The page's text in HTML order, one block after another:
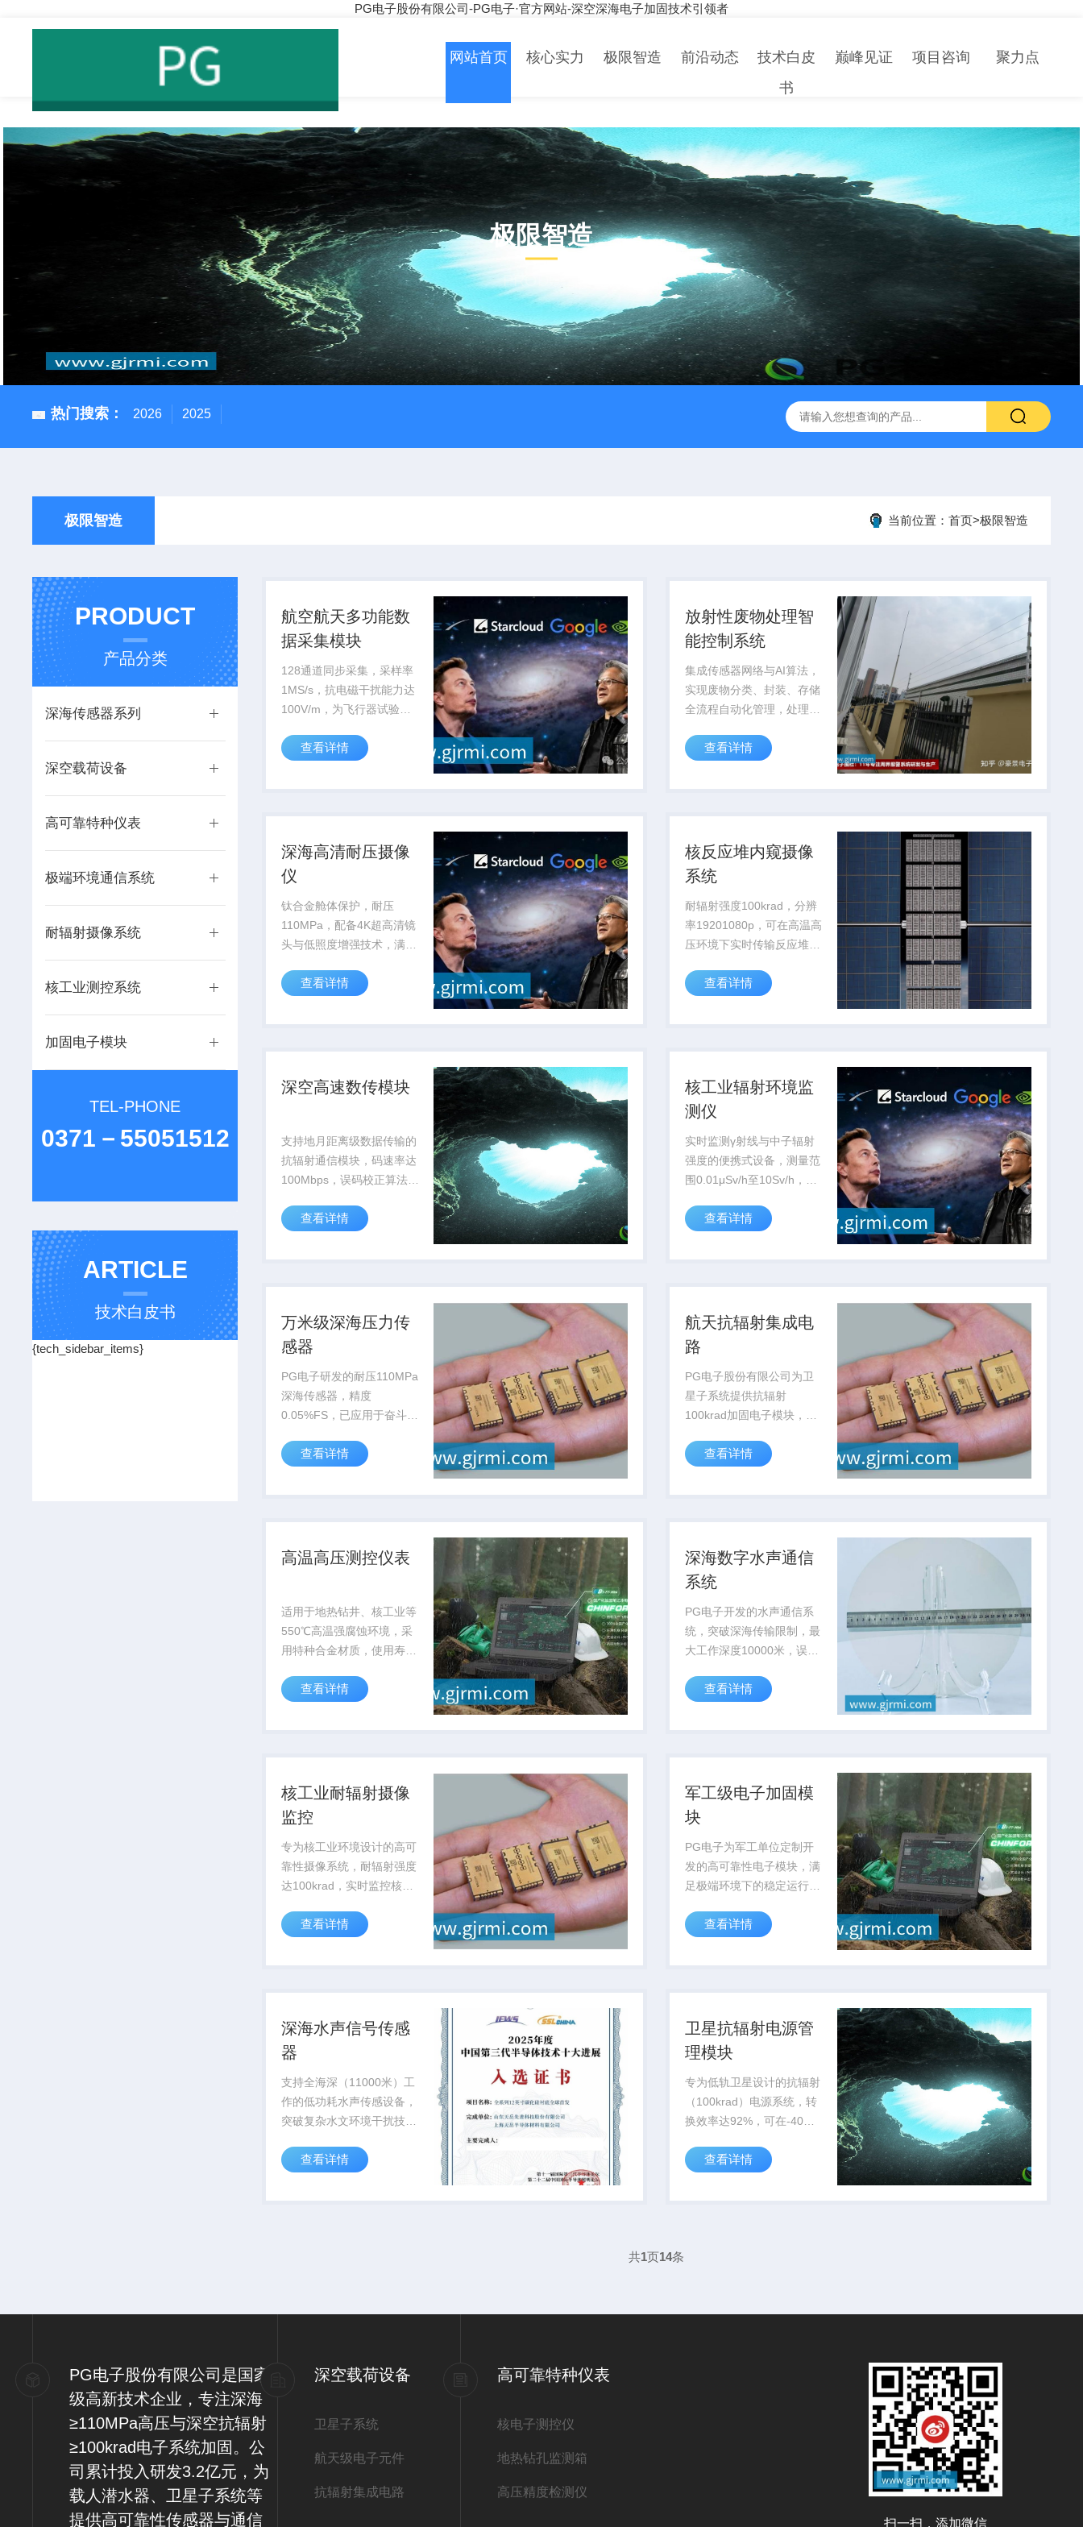
PG电子股份有限公司-PG电子·官方网站-深空深海电子加固技术引领者
网站首页 核心实力 极限智造 前沿动态
技术白皮
书
巅峰见证 项目咨询 聚力点
极限智造
PRODUCT
热门搜索： 2026 2025
极限智造 当前位置： 首页>极限智造
PRODUCT
产品分类
深海传感器系列
深空载荷设备
高可靠特种仪表
极端环境通信系统
耐辐射摄像系统
核工业测控系统
加固电子模块
TEL-PHONE
0371－55051512
ARTICLE
技术白皮书
{tech_sidebar_items}
航空航天多功能数
据采集模块
128通道同步采集，采样率
1MS/s，抗电磁干扰能力达
100V/m，为飞行器试验提
查看详情
放射性废物处理智
能控制系统
集成传感器网络与AI算法，
实现废物分类、封装、存储
全流程自动化管理，处理效
暴露风险。
查看详情
深海高清耐压摄像
仪
钛合金舱体保护，耐压
110MPa，配备4K超高清镜
头与低照度增强技术，满足
视化需求。
查看详情
核反应堆内窥摄像
系统
耐辐射强度100krad，分辨
率19201080p，可在高温高
压环境下实时传输反应堆内
测与维护。
查看详情
深空高速数传模块
支持地月距离级数据传输的
抗辐射通信模块，码速率达
100Mbps，误码校正算法提
探测提供关键通信...
查看详情
核工业辐射环境监
测仪
实时监测γ射线与中子辐射
强度的便携式设备，测量范
围0.01μSv/h至10Sv/h，通
用于核电站...
查看详情
万米级深海压力传
感器
PG电子研发的耐压110MPa
深海传感器，精度
0.05%FS，已应用于奋斗者
科考项目
查看详情
航天抗辐射集成电
路
PG电子股份有限公司为卫
星子系统提供抗辐射
100krad加固电子模块，在
可靠性达到航天级标准
查看详情
高温高压测控仪表
适用于地热钻井、核工业等
550℃高温强腐蚀环境，采
用特种合金材质，使用寿命
子模拟器官网获取...
查看详情
深海数字水声通信
系统
PG电子开发的水声通信系
统，突破深海传输限制，最
大工作深度10000米，误码
供可靠通信保障
查看详情
核工业耐辐射摄像
监控
专为核工业环境设计的高可
靠性摄像系统，耐辐射强度
达100krad，实时监控核反
安全运行
查看详情
军工级电子加固模
块
PG电子为军工单位定制开
发的高可靠性电子模块，满
足极端环境下的稳定运行要
认证查看详情
深海水声信号传感
器
支持全海深（11000米）工
作的低功耗水声传感设备，
突破复杂水文环境干扰技
达-180dB，为海洋科考与...
查看详情
卫星抗辐射电源管
理模块
专为低轨卫星设计的抗辐射
（100krad）电源系统，转
换效率达92%，可在-40℃
作，已批量应...
查看详情
共1页14条
PG电子股份有限公司是国家
级高新技术企业，专注深海
≥110MPa高压与深空抗辐射
≥100krad电子系统加固。公
司累计投入研发3.2亿元，为
载人潜水器、卫星子系统等
提供高可靠性传感器与通信
深空载荷设备
卫星子系统
航天级电子元件
抗辐射集成电路
高可靠特种仪表
核电子测控仪
地热钻孔监测箱
高压精度检测仪
扫一扫，添加微信